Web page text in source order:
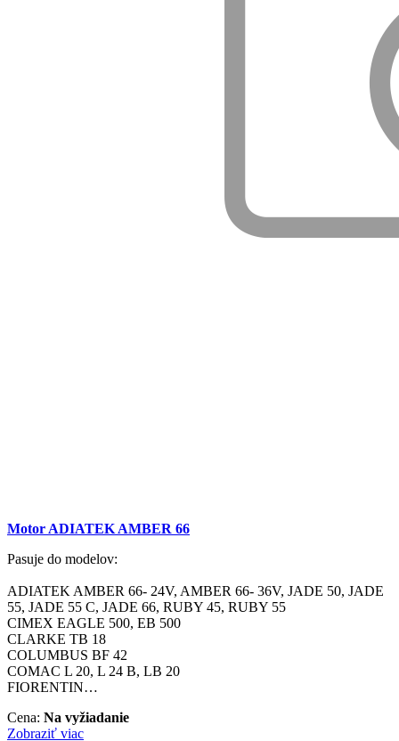
Motor ADIATEK AMBER 66
Pasuje do modelov:
ADIATEK AMBER 66- 24V, AMBER 66- 36V, JADE 50, JADE
55, JADE 55 C, JADE 66, RUBY 45, RUBY 55
CIMEX EAGLE 500, EB 500
CLARKE TB 18
COLUMBUS BF 42
COMAC L 20, L 24 B, LB 20
FIORENTIN…
Cena: Na vyžiadanie
Zobraziť viac